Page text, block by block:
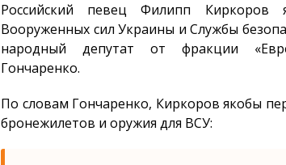
Российский певец Филипп
Вооруженных сил Украины и Службы
народный депутат от фракции
Гончаренко.
По словам Гончаренко, Киркоров якобы
бронежилетов и оружия для ВСУ: